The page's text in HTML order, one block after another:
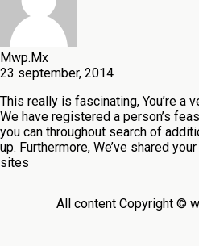
Mwp.Mx
23 september, 2014
This really is fascinating, You’re a
We have registered a person’s
you can throughout search of
up. Furthermore, We’ve shared
sites
All content Copyright ©